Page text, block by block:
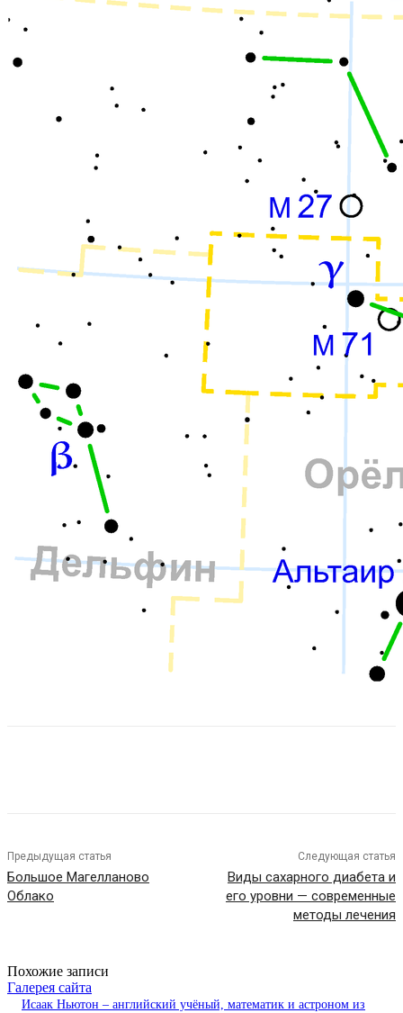
Предыдущая статья
Большое Магелланово
Облако
Следующая статья
Виды сахарного диабета и
его уровни — современные
методы лечения
Похожие записи
Галерея сайта
Исаак Ньютон – английский учёный, математик и астроном из